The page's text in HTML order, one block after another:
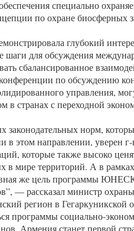
специально
по охране биосферных
глубокий
для обсуждения
сбалансированное
по обсуждению
управления,
с переходной
норм,
этом направлении, уверен
которые также высоко
мире территорий. А в
же цель программы
— рассказал министр
регион в
социально-
Армения станет первой